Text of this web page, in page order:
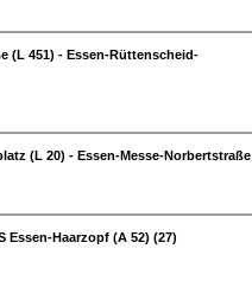
(L 451) - Essen-Rüttenscheid-
(L 20) - Essen-Messe-Norbertstraße
Essen-Haarzopf (A 52) (27)